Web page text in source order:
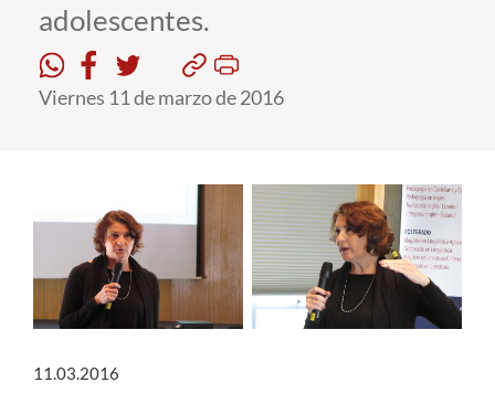
Funcionarios
Alumni
adolescentes.
Viernes 11 de marzo de 2016
11.03.2016